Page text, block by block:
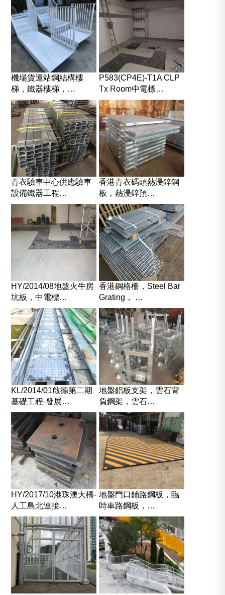
機場貨運站鋼結構樓
梯，鐵器樓梯，…
P583(CP4E)-T1A CLP
Tx Room中電標…
青衣驗車中心供應驗車
設備鐵器工程…
香港青衣碼頭熱浸鋅鋼
板，熱浸鋅預…
HY/2014/08地盤火牛房
坑板，中電標…
香港鋼格柵，Steel Bar
Grating， …
KL/2014/01啟德第二期
基礎工程-發展…
地盤鋁板支架，雲石背
負鋼架，雲石…
HY/2017/10港珠澳大橋-
人工島北連接…
地盤門口鋪路鋼板，臨
時車路鋼板，…